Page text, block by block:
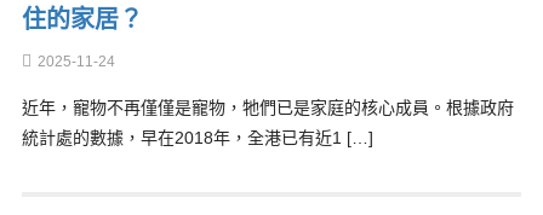
住的家居？
2025-11-24
近年，寵物不再僅僅是寵物，牠們已是家庭的核心成員。根據政府
統計處的數據，早在2018年，全港已有近1 […]